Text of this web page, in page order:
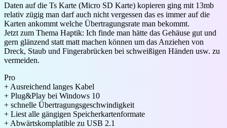
Daten auf die Ts Karte (Micro SD Karte) kopieren ging mit 13mb
relativ zügig man darf auch nicht vergessen das es immer auf die
Karten ankommt welche Übertragungsrate man bekommt.
Jetzt zum Thema Haptik: Ich finde man hätte das Gehäuse gut und
gern glänzend statt matt machen können um das Anziehen von
Dreck, Staub und Fingerabrücken bei schweißigen Händen usw. zu
vermeiden.
Pro
+ Ausreichend langes Kabel
+ Plug&Play bei Windows 10
+ schnelle Übertragungsgeschwindigkeit
+ Liest alle gängigen Speicherkartenformate
+ Abwärtskomplatible zu USB 2.1